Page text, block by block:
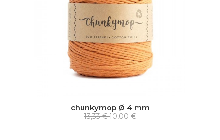
chunkymop Ø 4 mm
13,33 €10,00 €